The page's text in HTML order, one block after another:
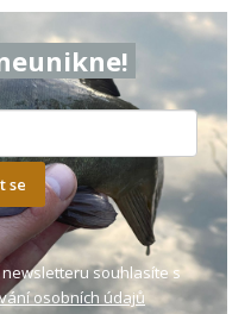
se
souhlasíte s
osobních údajů